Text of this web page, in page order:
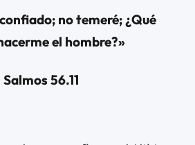
no temeré; ¿Qué
el hombre?»
Salmos 56.11